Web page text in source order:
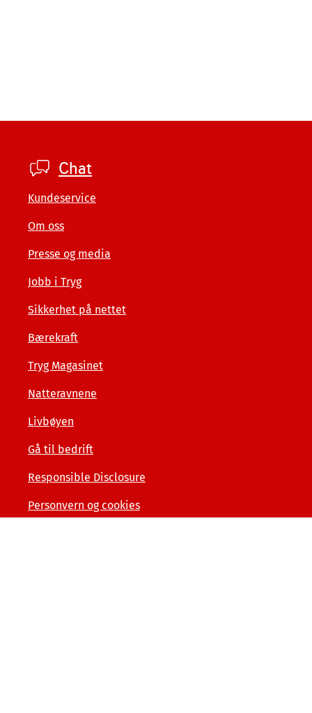
Footer
private
Chat
Kundeservice
Om oss
Presse og media
Jobb i Tryg
Sikkerhet på nettet
Bærekraft
Tryg Magasinet
Natteravnene
Livbøyen
Gå til bedrift
Responsible Disclosure
Personvern og cookies